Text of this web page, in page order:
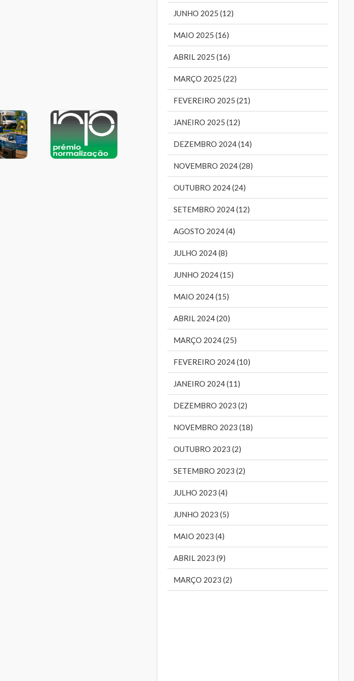
JUNHO 2025 (12)
MAIO 2025 (16)
ABRIL 2025 (16)
MARÇO 2025 (22)
FEVEREIRO 2025 (21)
JANEIRO 2025 (12)
DEZEMBRO 2024 (14)
NOVEMBRO 2024 (28)
OUTUBRO 2024 (24)
SETEMBRO 2024 (12)
AGOSTO 2024 (4)
JULHO 2024 (8)
JUNHO 2024 (15)
MAIO 2024 (15)
ABRIL 2024 (20)
MARÇO 2024 (25)
FEVEREIRO 2024 (10)
JANEIRO 2024 (11)
DEZEMBRO 2023 (2)
NOVEMBRO 2023 (18)
OUTUBRO 2023 (2)
SETEMBRO 2023 (2)
JULHO 2023 (4)
JUNHO 2023 (5)
MAIO 2023 (4)
ABRIL 2023 (9)
MARÇO 2023 (2)